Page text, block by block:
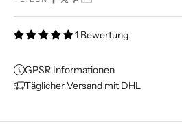
1 Bewertung
GPSR Informationen
Täglicher Versand mit DHL